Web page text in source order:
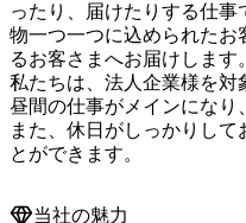
ったり、届けたりする仕
物一つ一つに込められたお
るお客さまへお届けします。
私たちは、法人企業様を対
昼間の仕事がメインになり
また、休日がしっかりし
とができます。
当社の魅力